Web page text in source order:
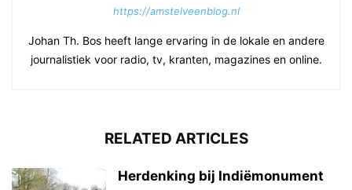
https://amstelveenblog.nl
Johan Th. Bos heeft lange ervaring in de lokale en andere
journalistiek voor radio, tv, kranten, magazines en online.
RELATED ARTICLES
Herdenking bij Indiëmonument